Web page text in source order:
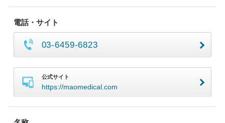
電話・サイト
03-6459-6823
公式サイト
https://maomedical.com